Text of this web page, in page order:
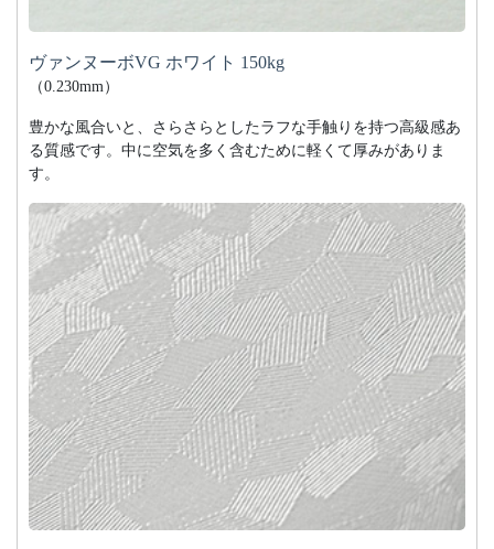
ヴァンヌーボVG ホワイト 150kg
（0.230mm）
豊かな風合いと、さらさらとしたラフな手触りを持つ高級感あ
る質感です。中に空気を多く含むために軽くて厚みがありま
す。